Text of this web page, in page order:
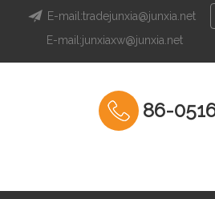
E-mail:tradejunxia@junxia.net
E-mail:junxiaxw@junxia.net
86-